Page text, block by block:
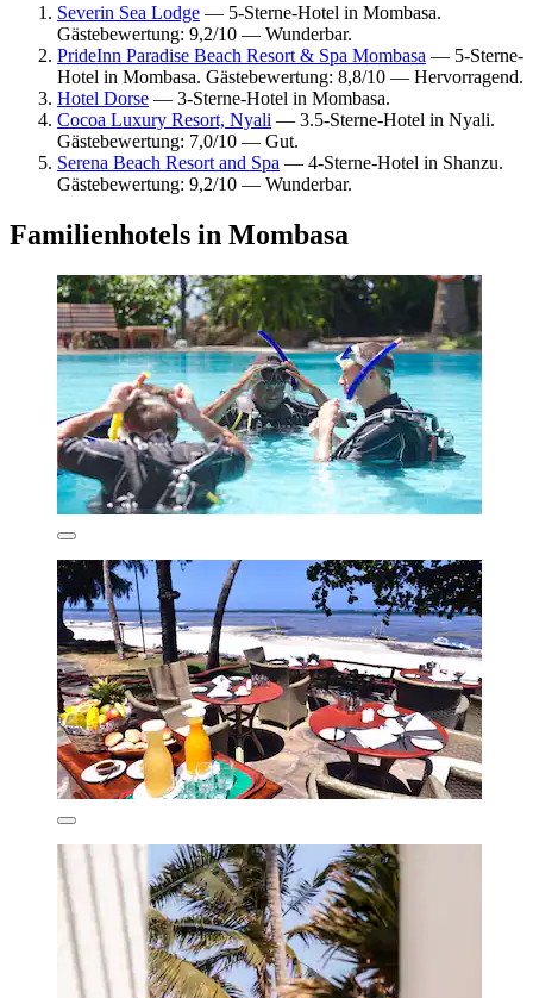
Severin Sea Lodge — 5-Sterne-Hotel in Mombasa.
Gästebewertung: 9,2/10 — Wunderbar.
PrideInn Paradise Beach Resort & Spa Mombasa — 5-Sterne-
Hotel in Mombasa. Gästebewertung: 8,8/10 — Hervorragend.
Hotel Dorse — 3-Sterne-Hotel in Mombasa.
Cocoa Luxury Resort, Nyali — 3.5-Sterne-Hotel in Nyali.
Gästebewertung: 7,0/10 — Gut.
Serena Beach Resort and Spa — 4-Sterne-Hotel in Shanzu.
Gästebewertung: 9,2/10 — Wunderbar.
Familienhotels in Mombasa